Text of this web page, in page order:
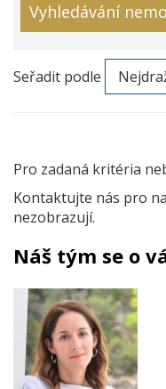
Vyhledávání
Seřadit podle
Pro zadaná kritéria
Kontaktujte nás pro
nezobrazují.
Náš tým se o